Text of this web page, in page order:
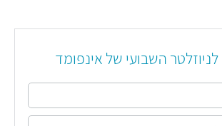
השבועי של אינפומד